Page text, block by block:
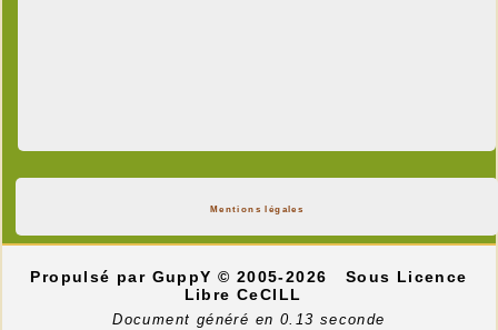
Mentions légales
Propulsé par GuppY© 2005-2026
Sous Licence
Libre CeCILL
Document généré en 0.13 seconde